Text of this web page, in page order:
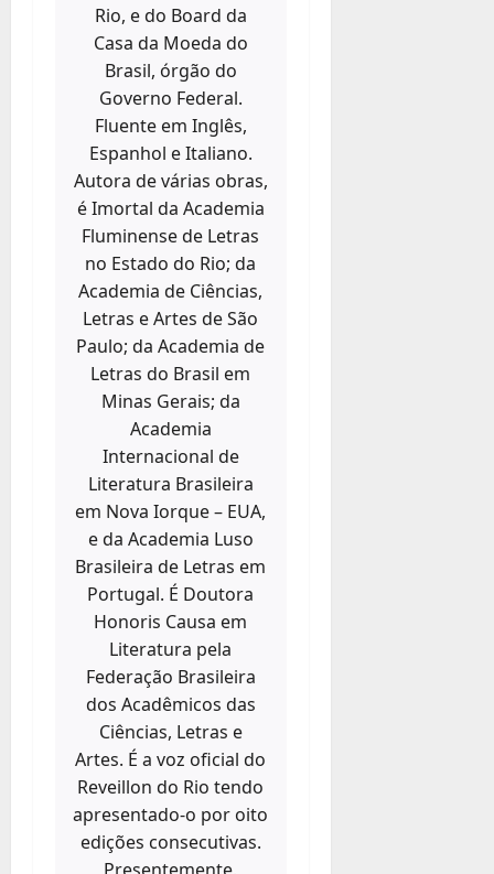
Rio, e do Board da
Casa da Moeda do
Brasil, órgão do
Governo Federal.
Fluente em Inglês,
Espanhol e Italiano.
Autora de várias obras,
é Imortal da Academia
Fluminense de Letras
no Estado do Rio; da
Academia de Ciências,
Letras e Artes de São
Paulo; da Academia de
Letras do Brasil em
Minas Gerais; da
Academia
Internacional de
Literatura Brasileira
em Nova Iorque – EUA,
e da Academia Luso
Brasileira de Letras em
Portugal. É Doutora
Honoris Causa em
Literatura pela
Federação Brasileira
dos Acadêmicos das
Ciências, Letras e
Artes. É a voz oficial do
Reveillon do Rio tendo
apresentado-o por oito
edições consecutivas.